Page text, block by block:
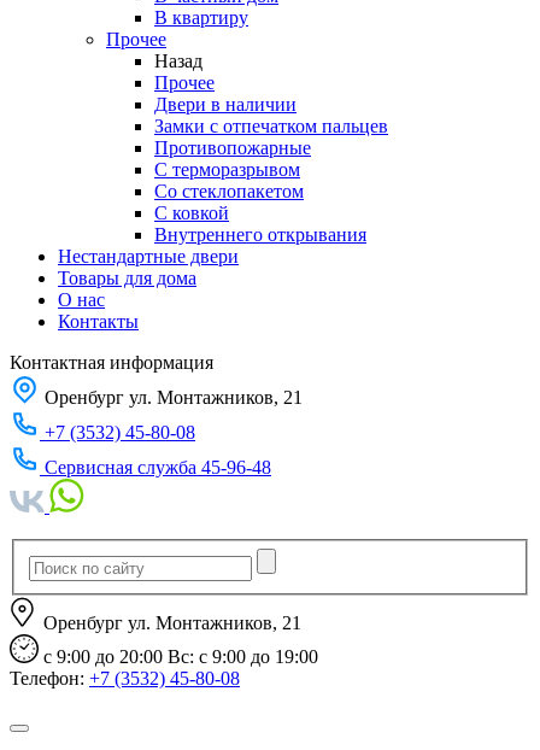
В квартиру
Прочее
Назад
Прочее
Двери в наличии
Замки с отпечатком пальцев
Противопожарные
С терморазрывом
Со стеклопакетом
С ковкой
Внутреннего открывания
Нестандартные двери
Товары для дома
О нас
Контакты
Контактная информация
Оренбург ул. Монтажников, 21
+7 (3532) 45-80-08
Сервисная служба 45-96-48
​ Оренбург ул. Монтажников, 21
​ с 9:00 до 20:00 Вс: с 9:00 до 19:00
Телефон: +7 (3532) 45-80-08